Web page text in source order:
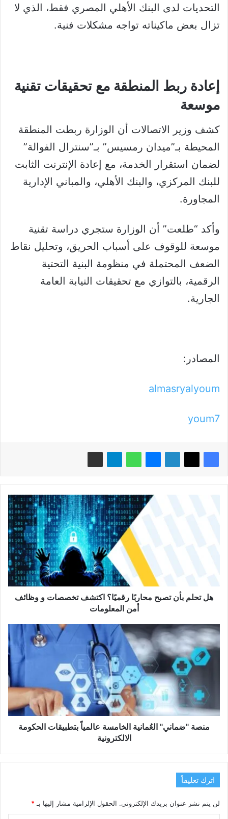
التحديات لدى البنك الأهلي المصري فقط، الذي لا
تزال بعض ماكيناته تواجه مشكلات فنية.
إعادة ربط المنطقة مع تحقيقات تقنية
موسعة
كشف وزير الاتصالات أن الوزارة ربطت المنطقة
المحيطة بـ”ميدان رمسيس” بـ”سنترال الفوالة”
لضمان استقرار الخدمة، مع إعادة الإنترنت الثابت
للبنك المركزي، والبنك الأهلي، والمباني الإدارية
المجاورة.
وأكد “طلعت” أن الوزارة ستجري دراسة تقنية
موسعة للوقوف على أسباب الحريق، وتحليل نقاط
الضعف المحتملة في منظومة البنية التحتية
الرقمية، بالتوازي مع تحقيقات النيابة العامة
الجارية.
المصادر:
almasryalyoum
youm7
وظائف
هل تحلم بأن تصبح محاربًا رقميًا؟ اكتشف تخصصات و وظائف
أمن المعلومات
منصة
"ضماني"
العُمانية
الخامسة
الحكومة
الالكترونية
منصة "ضماني" العُمانية الخامسة عالمياً بتطبيقات الحكومة
الالكترونية
اترك تعليقاً
لن يتم نشر عنوان بريدك الإلكتروني. الحقول الإلزامية مشار إليها بـ*